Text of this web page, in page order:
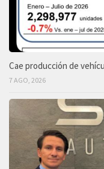
Cae producción de
7 AGO, 2026